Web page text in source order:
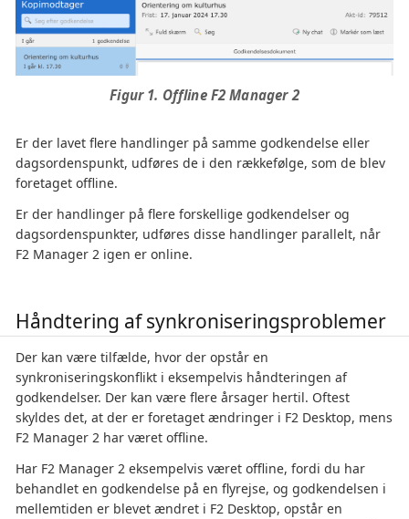
Figur 1. Offline F2 Manager 2
Er der lavet flere handlinger på samme godkendelse eller
dagsordenspunkt, udføres de i den rækkefølge, som de blev
foretaget offline.
Er der handlinger på flere forskellige godkendelser og
dagsordenspunkter, udføres disse handlinger parallelt, når
F2 Manager 2 igen er online.
Håndtering af synkroniseringsproblemer
Der kan være tilfælde, hvor der opstår en
synkroniseringskonflikt i eksempelvis håndteringen af
godkendelser. Der kan være flere årsager hertil. Oftest
skyldes det, at der er foretaget ændringer i F2 Desktop, mens
F2 Manager 2 har været offline.
Har F2 Manager 2 eksempelvis været offline, fordi du har
behandlet en godkendelse på en flyrejse, og godkendelsen i
mellemtiden er blevet ændret i F2 Desktop, opstår en